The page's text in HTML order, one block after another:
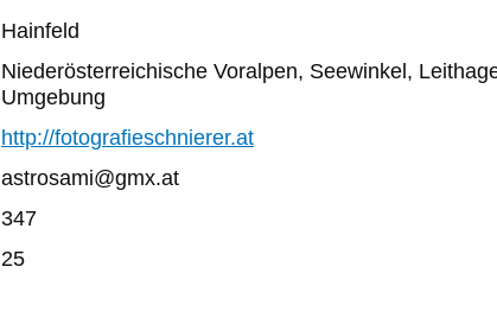
Hainfeld
Niederösterreichische Voralpen, Seewinkel,
Umgebung
http://fotografieschnierer.at
astrosami@gmx.at
347
25